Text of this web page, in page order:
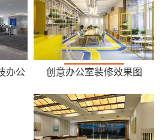
办公
创意办公室装修效果图